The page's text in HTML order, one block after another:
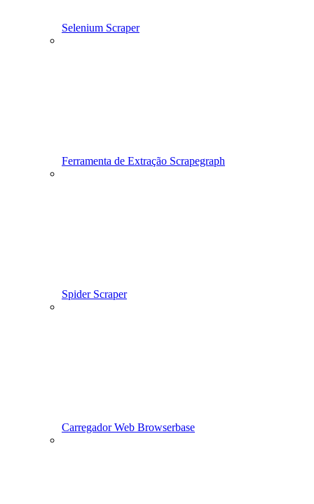
Selenium Scraper
Ferramenta de Extração Scrapegraph
Spider Scraper
Carregador Web Browserbase